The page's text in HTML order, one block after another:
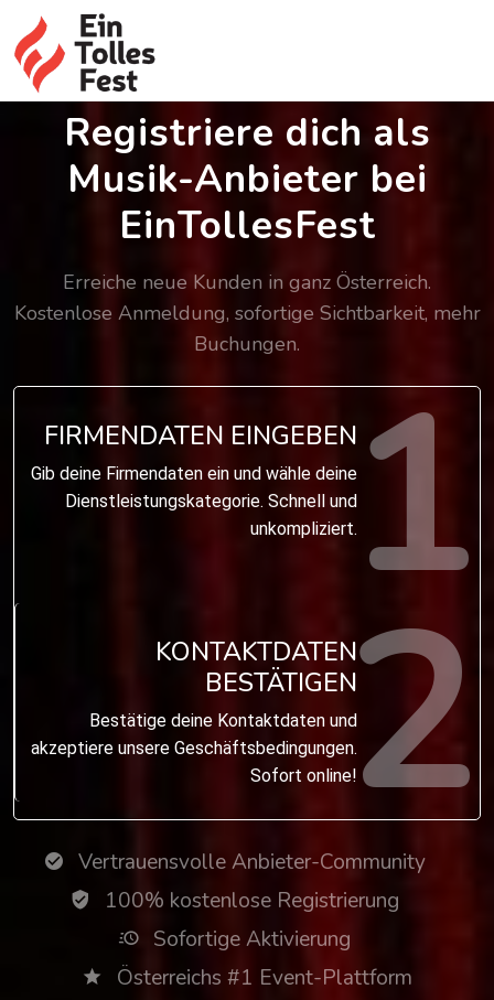
Registriere dich als
Musik-Anbieter bei
EinTollesFest
Erreiche neue Kunden in ganz Österreich.
Kostenlose Anmeldung, sofortige Sichtbarkeit, mehr
Buchungen.
1
FIRMENDATEN EINGEBEN
Gib deine Firmendaten ein und wähle deine
Dienstleistungskategorie. Schnell und
unkompliziert.
2
KONTAKTDATEN
BESTÄTIGEN
Bestätige deine Kontaktdaten und
akzeptiere unsere Geschäftsbedingungen.
Sofort online!
Vertrauensvolle Anbieter-Community
100% kostenlose Registrierung
Sofortige Aktivierung
Österreichs #1 Event-Plattform